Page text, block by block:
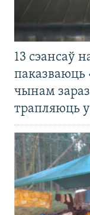
13 сэансаў
паказваюць
чынам
трапляюць